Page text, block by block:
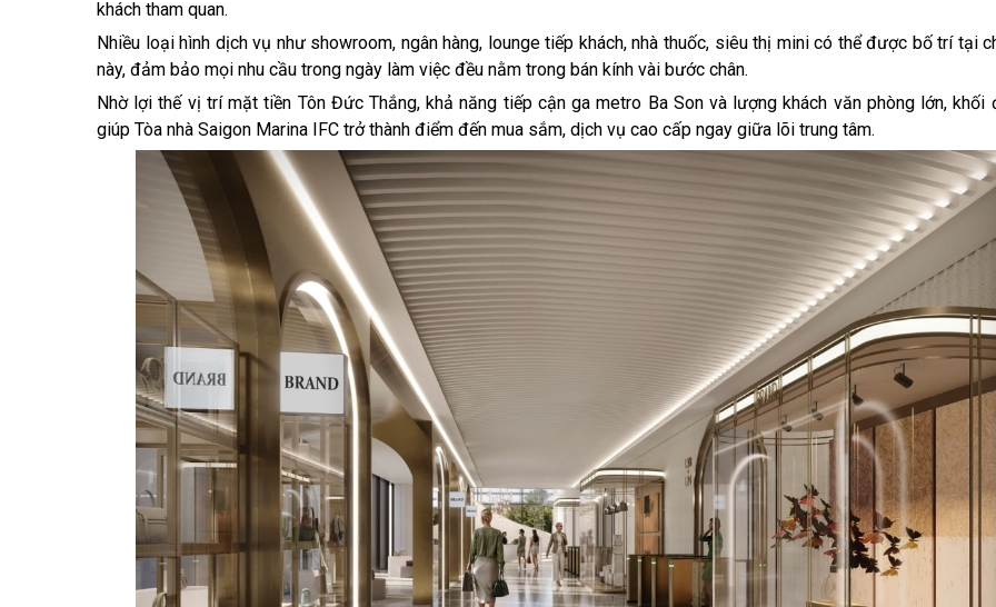
khách tham quan.
Nhiều loại hình dịch vụ như showroom, ngân hàng, lounge tiếp khách, nhà thuốc, siêu thị mini có thể được bố trí tại
này, đảm bảo mọi nhu cầu trong ngày làm việc đều nằm trong bán kính vài bước chân.
Nhờ lợi thế vị trí mặt tiền Tôn Đức Thắng, khả năng tiếp cận ga metro Ba Son và lượng khách văn phòng lớn, khối
giúp Tòa nhà Saigon Marina IFC trở thành điểm đến mua sắm, dịch vụ cao cấp ngay giữa lõi trung tâm.